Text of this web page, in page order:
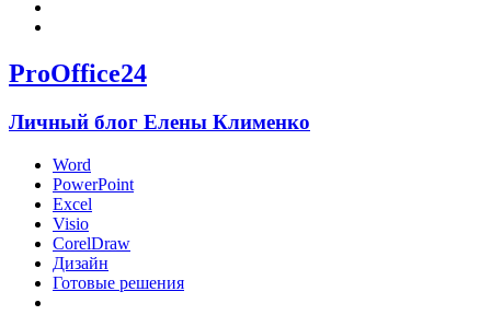
ProOffice24
Личный блог Елены Клименко
Word
PowerPoint
Excel
Visio
CorelDraw
Дизайн
Готовые решения